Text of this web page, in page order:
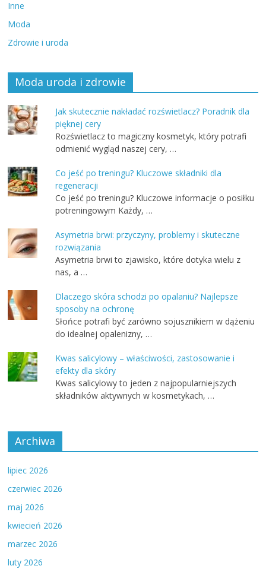
Inne
Moda
Zdrowie i uroda
Moda uroda i zdrowie
Jak skutecznie nakładać rozświetlacz? Poradnik dla
pięknej cery
Rozświetlacz to magiczny kosmetyk, który potrafi
odmienić wygląd naszej cery, …
Co jeść po treningu? Kluczowe składniki dla
regeneracji
Co jeść po treningu? Kluczowe informacje o posiłku
potreningowym Każdy, …
Asymetria brwi: przyczyny, problemy i skuteczne
rozwiązania
Asymetria brwi to zjawisko, które dotyka wielu z
nas, a …
Dlaczego skóra schodzi po opalaniu? Najlepsze
sposoby na ochronę
Słońce potrafi być zarówno sojusznikiem w dążeniu
do idealnej opalenizny, …
Kwas salicylowy – właściwości, zastosowanie i
efekty dla skóry
Kwas salicylowy to jeden z najpopularniejszych
składników aktywnych w kosmetykach, …
Archiwa
lipiec 2026
czerwiec 2026
maj 2026
kwiecień 2026
marzec 2026
luty 2026